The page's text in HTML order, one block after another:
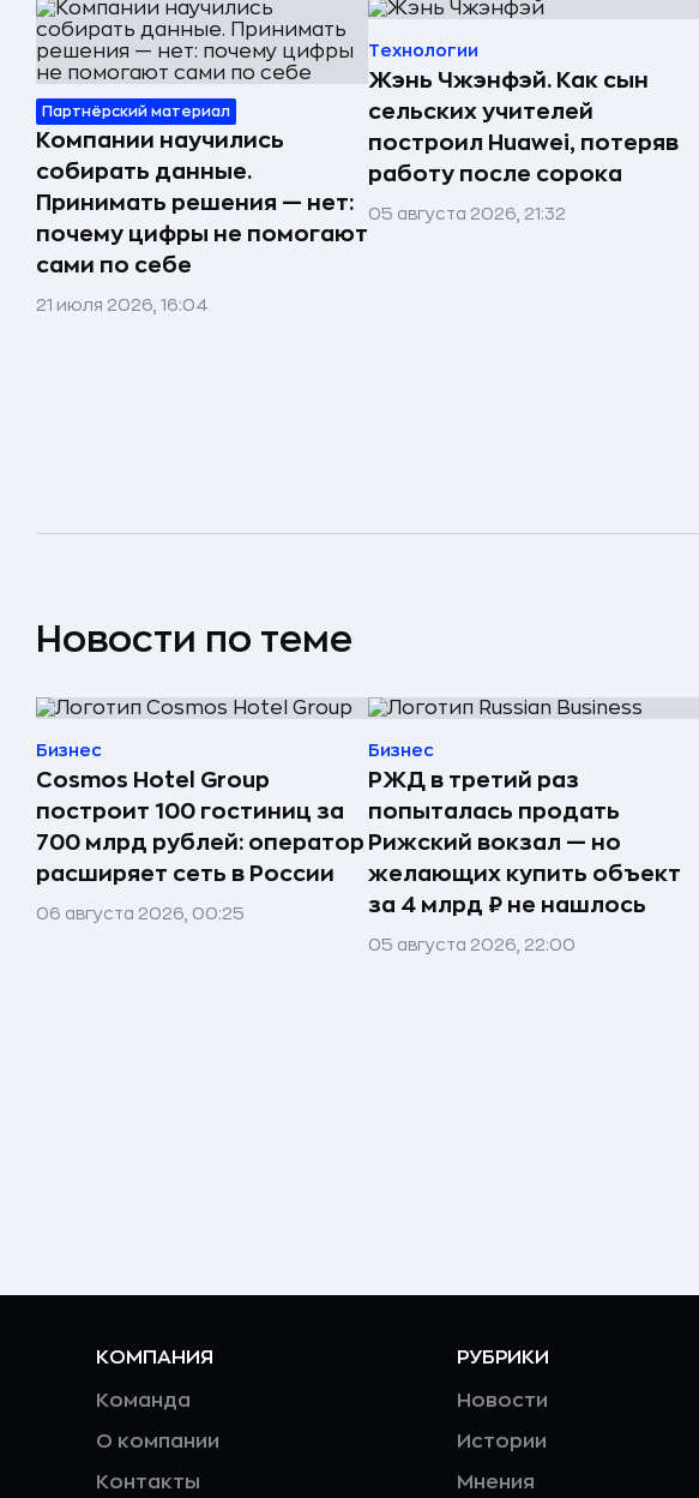
Партнёрский материал
Компании научились
собирать данные.
Принимать решения — нет:
почему цифры не помогают
сами по себе
21 июля 2026, 16:04
Технологии
Жэнь Чжэнфэй. Как сын
сельских учителей
построил Huawei, потеряв
работу после сорока
05 августа 2026, 21:32
Новости по теме
Бизнес
Cosmos Hotel Group
построит 100 гостиниц за
700 млрд рублей: оператор
расширяет сеть в России
06 августа 2026, 00:25
Бизнес
РЖД в третий раз
попыталась продать
Рижский вокзал — но
желающих купить объект
за 4 млрд ₽ не нашлось
05 августа 2026, 22:00
КОМПАНИЯ
Команда
О компании
Контакты
РУБРИКИ
Новости
Истории
Мнения